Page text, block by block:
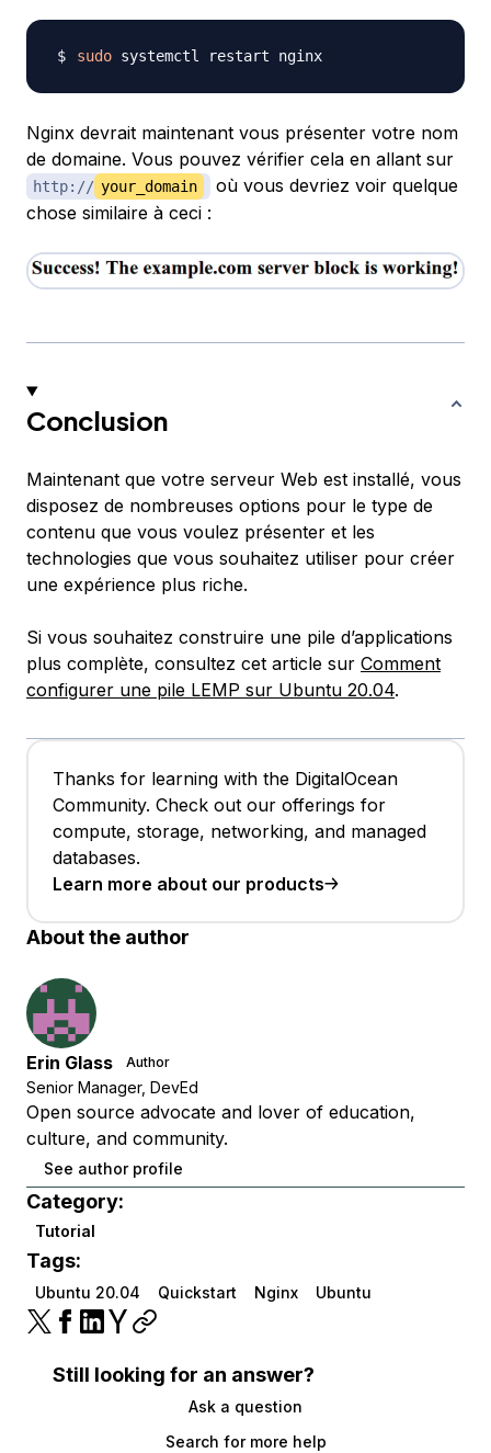
sudo
Nginx devrait maintenant vous présenter votre nom
de domaine. Vous pouvez vérifier cela en allant sur
http:// your_domain
où vous devriez voir quelque
chose similaire à ceci :
Conclusion
Maintenant que votre serveur Web est installé, vous
disposez de nombreuses options pour le type de
contenu que vous voulez présenter et les
technologies que vous souhaitez utiliser pour créer
une expérience plus riche.
Si vous souhaitez construire une pile d’applications
plus complète, consultez cet article sur Comment
configurer une pile LEMP sur Ubuntu 20.04.
Thanks for learning with the DigitalOcean
Community. Check out our offerings for
compute, storage, networking, and managed
databases.
Learn more about our products
About the author
Erin Glass Author
Senior Manager, DevEd
Open source advocate and lover of education,
culture, and community.
See author profile
Category:
Tutorial
Tags:
Ubuntu 20.04 Quickstart Nginx Ubuntu
Still looking for an answer?
Ask a question
Search for more help